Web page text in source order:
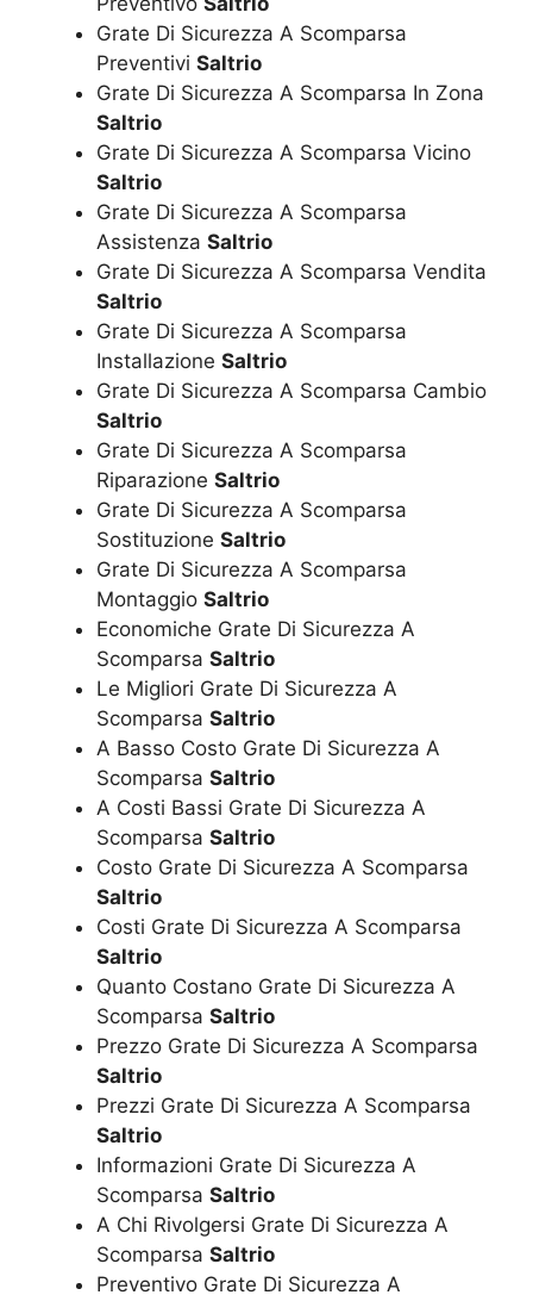
Grate Di Sicurezza A Scomparsa
Preventivi Saltrio
Grate Di Sicurezza A Scomparsa In Zona
Saltrio
Grate Di Sicurezza A Scomparsa Vicino
Saltrio
Grate Di Sicurezza A Scomparsa
Assistenza Saltrio
Grate Di Sicurezza A Scomparsa Vendita
Saltrio
Grate Di Sicurezza A Scomparsa
Installazione Saltrio
Grate Di Sicurezza A Scomparsa Cambio
Saltrio
Grate Di Sicurezza A Scomparsa
Riparazione Saltrio
Grate Di Sicurezza A Scomparsa
Sostituzione Saltrio
Grate Di Sicurezza A Scomparsa
Montaggio Saltrio
Economiche Grate Di Sicurezza A
Scomparsa Saltrio
Le Migliori Grate Di Sicurezza A
Scomparsa Saltrio
A Basso Costo Grate Di Sicurezza A
Scomparsa Saltrio
A Costi Bassi Grate Di Sicurezza A
Scomparsa Saltrio
Costo Grate Di Sicurezza A Scomparsa
Saltrio
Costi Grate Di Sicurezza A Scomparsa
Saltrio
Quanto Costano Grate Di Sicurezza A
Scomparsa Saltrio
Prezzo Grate Di Sicurezza A Scomparsa
Saltrio
Prezzi Grate Di Sicurezza A Scomparsa
Saltrio
Informazioni Grate Di Sicurezza A
Scomparsa Saltrio
A Chi Rivolgersi Grate Di Sicurezza A
Scomparsa Saltrio
Preventivo Grate Di Sicurezza A